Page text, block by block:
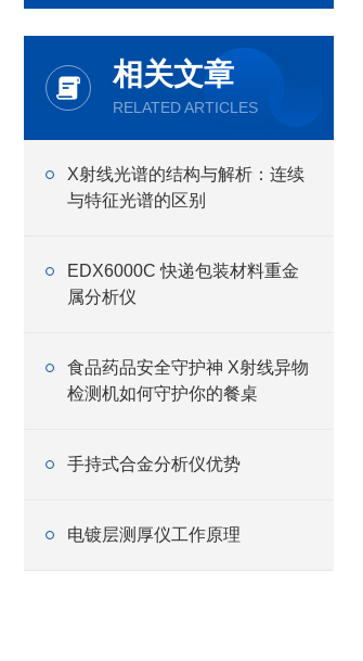
相关文章
RELATED ARTICLES
X射线光谱的结构与解析：连续
与特征光谱的区别
EDX6000C 快递包装材料重金
属分析仪
食品药品安全守护神 X射线异物
检测机如何守护你的餐桌
手持式合金分析仪优势
电镀层测厚仪工作原理